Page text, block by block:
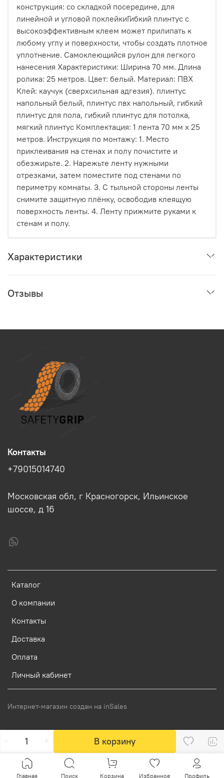
В корзину
конструкция: со складкой посередине, для
линейной и угловой поклейкиГибкий плинтус с
высокоэффективным клеем может прилипать к
любому углу и поверхности, чтобы создать плотное
уплотнение. Самоклеющийся рулон для легкого
нанесения Характеристики: Ширина 70 мм. Длина
ролика: 25 метров. Цвет: белый. Материал: ПВХ
Клей: каучук (сверхсильная адгезия). плинтус
напольный белый, плинтус пвх напольный, гибкий
плинтус для пола, гибкий плинтус для потолка,
мягкий плинтус Комплектация: 1 лента 70 мм х 25
метров. Инструкция по монтажу: 1. Место
приклеивания на стенах и полу почистите и
обезжирьте. 2. Нарежьте ленту нужными
отрезками, затем поместите под стенами по
периметру комнаты. 3. С тыльной стороны ленты
снимите защитную плёнку, освободив клеящую
поверхность ленты. 4. Ленту прижмите руками к
стенам и полу.
Характеристики
Отзывы
Каталог
О компании
Контакты
Доставка
Оплата
Личный кабинет
Контакты
+79015014740
Московская обл, г Красногорск, Ильинское
шоссе, д 16
Интернет-магазин создан на inSales
Главная Поиск Корзина Избранное Профиль